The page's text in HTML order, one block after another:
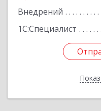
Внедрений
1С:Специалист